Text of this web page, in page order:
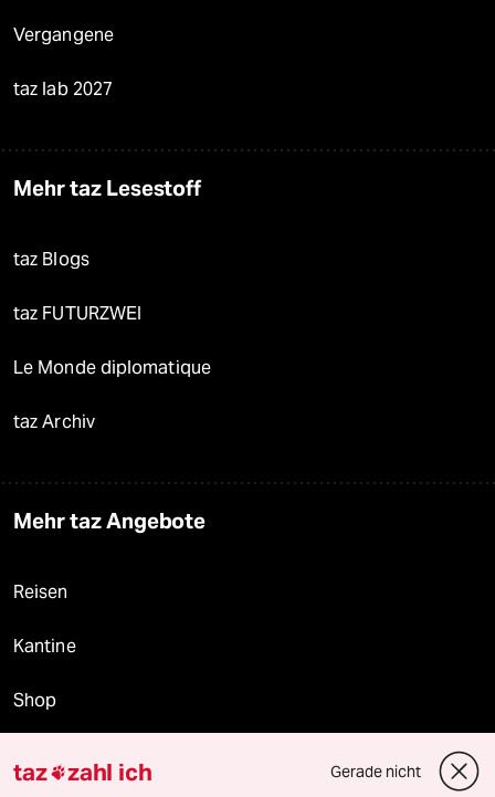
Vergangene
taz lab 2027
Mehr taz Lesestoff
taz Blogs
taz FUTURZWEI
Le Monde diplomatique
taz Archiv
Mehr taz Angebote
Reisen
Kantine
Shop
taz zahl ich Gerade nicht